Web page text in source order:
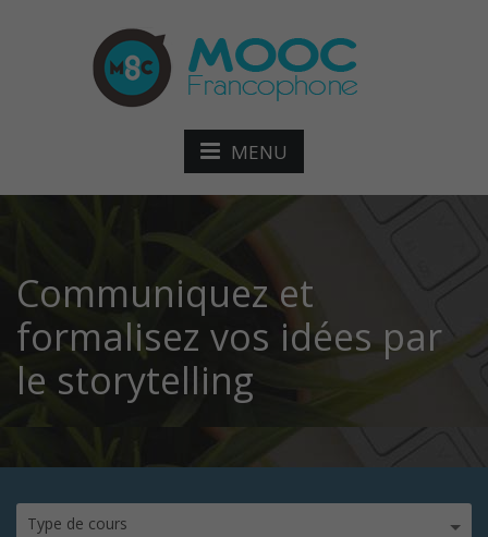
MENU
Communiquez et
formalisez vos idées par
le storytelling
Type de cours